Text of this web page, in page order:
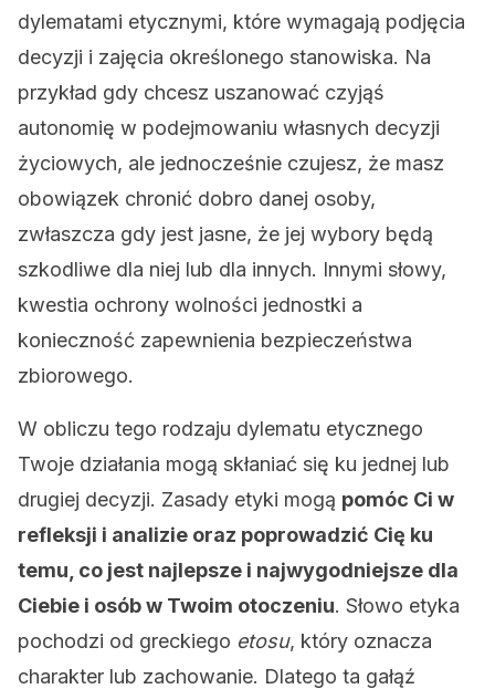
dylematami etycznymi, które wymagają podjęcia
decyzji i zajęcia określonego stanowiska. Na
przykład gdy chcesz uszanować czyjąś
autonomię w podejmowaniu własnych decyzji
życiowych, ale jednocześnie czujesz, że masz
obowiązek chronić dobro danej osoby,
zwłaszcza gdy jest jasne, że jej wybory będą
szkodliwe dla niej lub dla innych. Innymi słowy,
kwestia ochrony wolności jednostki a
konieczność zapewnienia bezpieczeństwa
zbiorowego.
W obliczu tego rodzaju dylematu etycznego
Twoje działania mogą skłaniać się ku jednej lub
drugiej decyzji. Zasady etyki mogą pomóc Ci w
refleksji i analizie oraz poprowadzić Cię ku
temu, co jest najlepsze i najwygodniejsze dla
Ciebie i osób w Twoim otoczeniu. Słowo etyka
pochodzi od greckiego etosu, który oznacza
charakter lub zachowanie. Dlatego ta gałąź